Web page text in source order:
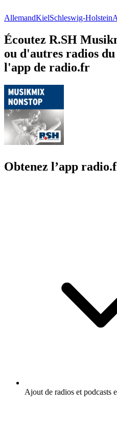
AllemandKielSchleswig-Holstein
Écoutez R.SH
ou d'autres radios
l'app de radio.fr
Obtenez l’app
Ajout de radios et podcasts